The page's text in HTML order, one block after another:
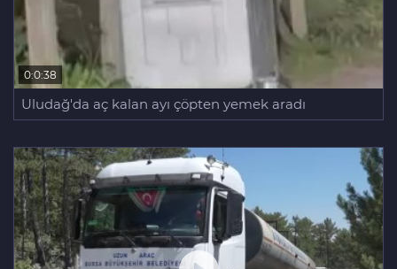
0:0:38
Uludağ'da aç kalan ayı çöpten yemek aradı